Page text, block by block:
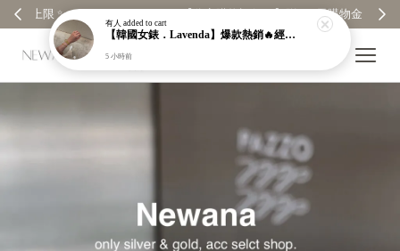
有人 added to cart
【韓國女錶．Lavenda】爆款熱銷🔥經典之作老錢風編織紋理奢華金錶【nk64】
5 小時前